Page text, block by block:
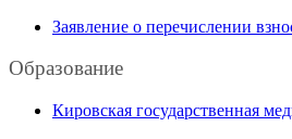
Заявление о перечислении
Образование
Кировская государственная